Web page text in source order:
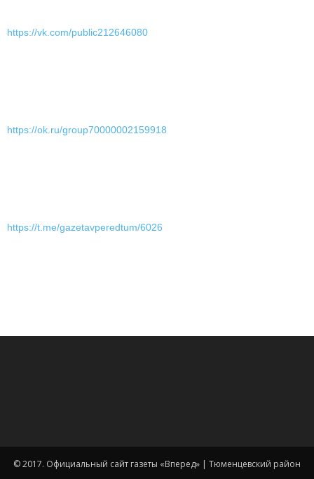
https://vk.com/public212646080
https://ok.ru/group70000002159918
https://t.me/gazetavperedtum/6026
© 2017. Официальный сайт газеты «Вперед» | Тюменцевский район